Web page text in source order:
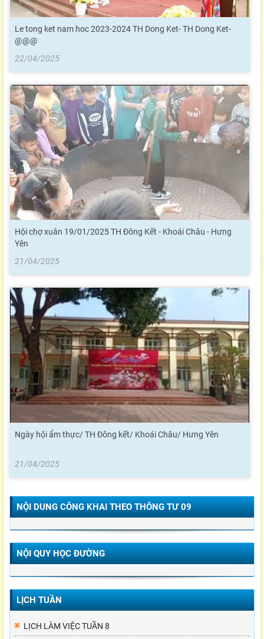
Le tong ket nam hoc 2023-2024 TH Dong Ket- TH Dong Ket-
@@@
22/04/2025
Hội chợ xuân 19/01/2025 TH Đông Kết - Khoái Châu - Hưng
Yên
21/04/2025
Ngày hội ẩm thực/ TH Đông kết/ Khoái Châu/ Hưng Yên
21/04/2025
NỘI DUNG CÔNG KHAI THEO THÔNG TƯ 09
NỘI QUY HỌC ĐƯỜNG
LỊCH TUẦN
LỊCH LÀM VIỆC TUẦN 8